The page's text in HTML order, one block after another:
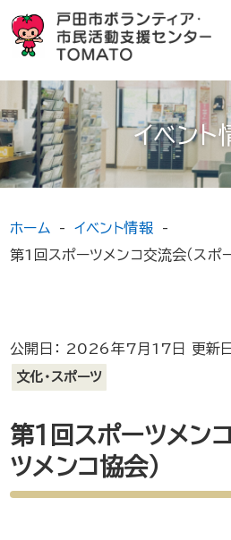
イベント
ホーム
イベント情報
第1回スポーツメンコ交流会（スポ
公開日： 2026年7月17日 更新
文化・スポーツ
第1回スポーツメン
ツメンコ協会）